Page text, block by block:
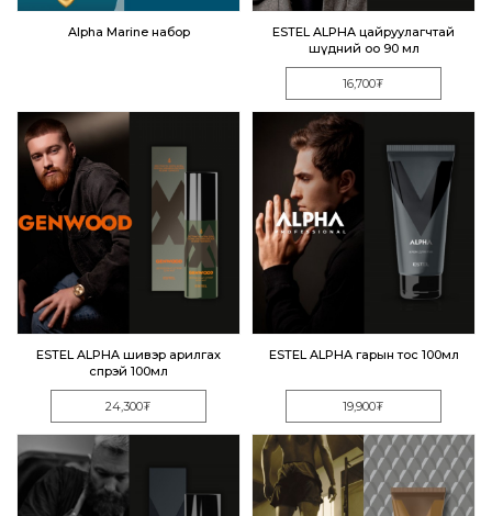
Alpha Marine набор
ESTEL ALPHA цайруулагчтай
шүдний оо 90 мл
16,700₮
ESTEL ALPHA шивэр арилгах
спрэй 100мл
24,300₮
ESTEL ALPHA гарын тос 100мл
19,900₮